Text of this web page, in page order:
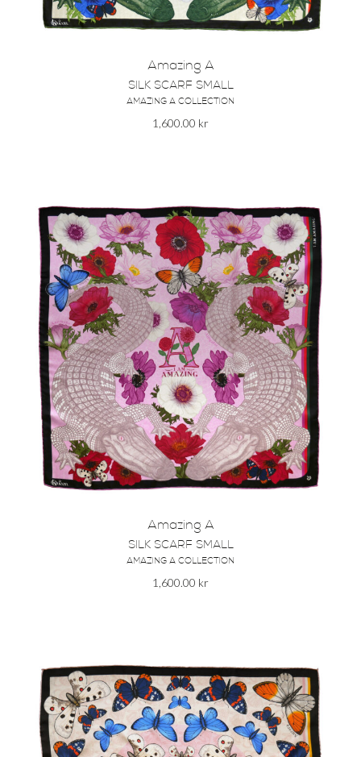
Amazing A
SILK SCARF SMALL
AMAZING A COLLECTION
1,600.00 kr
Amazing A
SILK SCARF SMALL
AMAZING A COLLECTION
1,600.00 kr